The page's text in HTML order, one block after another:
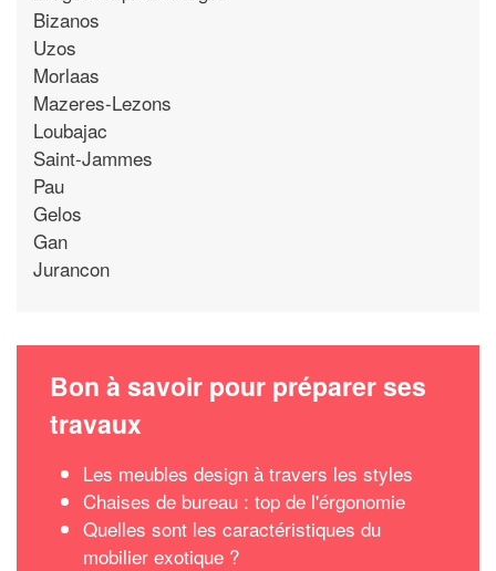
Bizanos
Uzos
Morlaas
Mazeres-Lezons
Loubajac
Saint-Jammes
Pau
Gelos
Gan
Jurancon
Bon à savoir pour préparer ses
travaux
Les meubles design à travers les styles
Chaises de bureau : top de l'érgonomie
Quelles sont les caractéristiques du
mobilier exotique ?